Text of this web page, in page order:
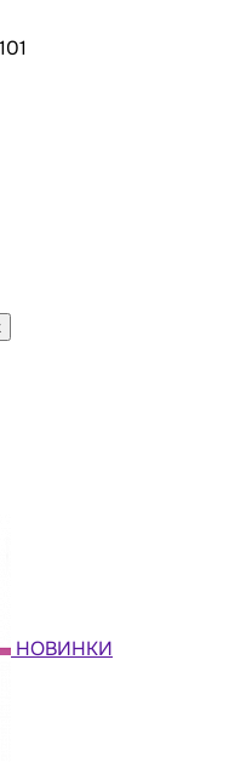
НОВИНКИ